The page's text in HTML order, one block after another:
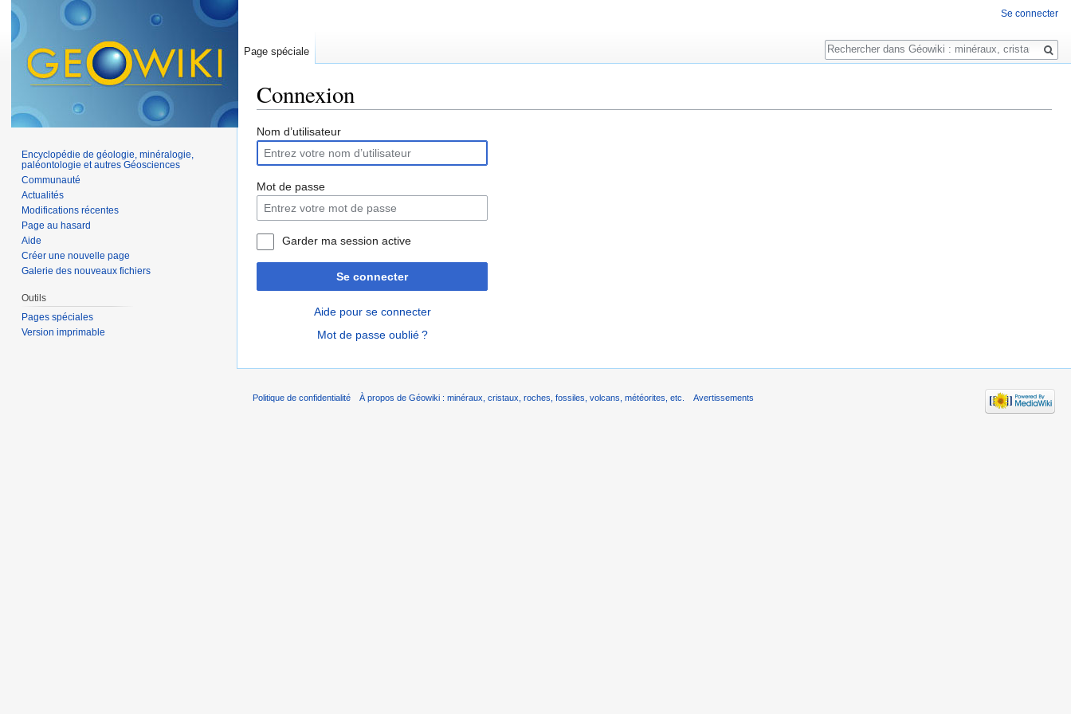
Connexion
Nom d’utilisateur
Mot de passe
Garder ma session active
Se connecter
Aide pour se connecter
Mot de passe oublié ?
Se connecter
Page spéciale
Rechercher
Encyclopédie de géologie, minéralogie,
paléontologie et autres Géosciences
Communauté
Actualités
Modifications récentes
Page au hasard
Aide
Créer une nouvelle page
Galerie des nouveaux fichiers
Outils
Pages spéciales
Version imprimable
Politique de confidentialité À propos de Géowiki : minéraux, cristaux, roches, fossiles, volcans, météorites, etc. Avertissements